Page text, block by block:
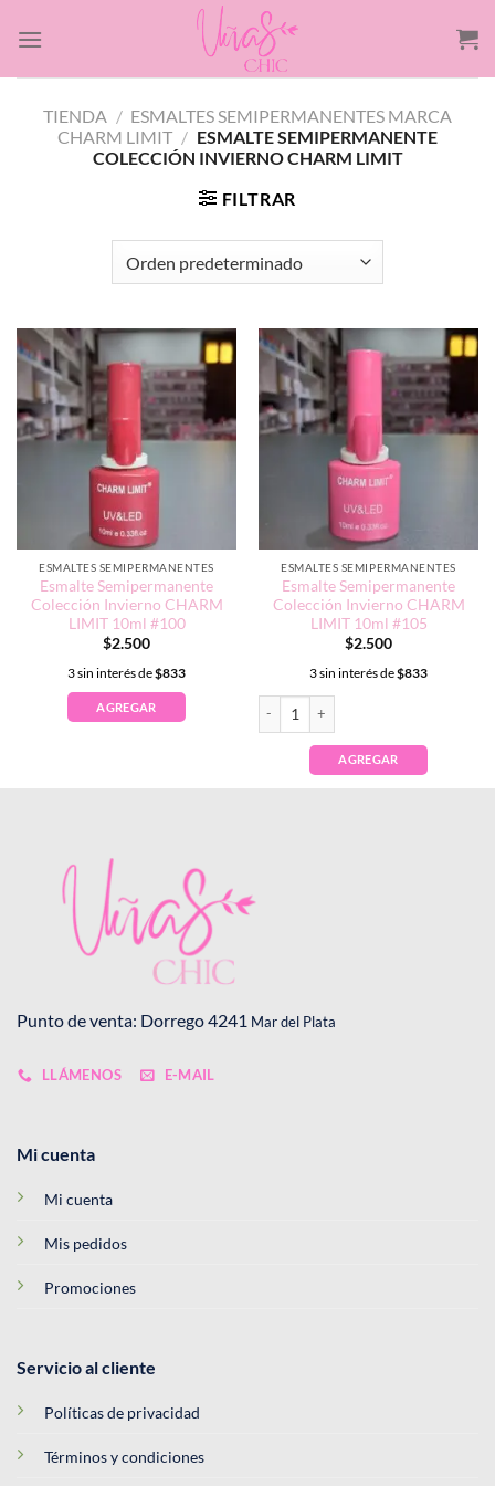
TIENDA / ESMALTES SEMIPERMANENTES MARCA
CHARM LIMIT / ESMALTE SEMIPERMANENTE
COLECCIÓN INVIERNO CHARM LIMIT
FILTRAR
ESMALTES SEMIPERMANENTES
Esmalte Semipermanente
Colección Invierno CHARM
LIMIT 10ml #100
$2.500
3 sin interés de$833
AGREGAR
ESMALTES SEMIPERMANENTES
Esmalte Semipermanente
Colección Invierno CHARM
LIMIT 10ml #105
$2.500
3 sin interés de$833
AGREGAR
Punto de venta: Dorrego 4241 Mar del Plata
LLÁMENOS E-MAIL
Mi cuenta
Mi cuenta
Mis pedidos
Promociones
Servicio al cliente
Políticas de privacidad
Términos y condiciones